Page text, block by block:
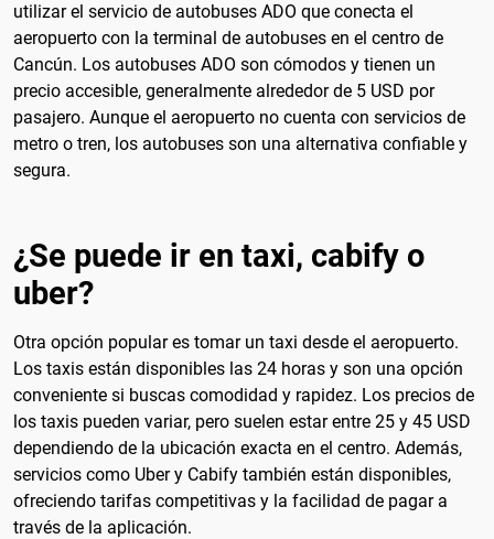
utilizar el servicio de autobuses ADO que conecta el
aeropuerto con la terminal de autobuses en el centro de
Cancún. Los autobuses ADO son cómodos y tienen un
precio accesible, generalmente alrededor de 5 USD por
pasajero. Aunque el aeropuerto no cuenta con servicios de
metro o tren, los autobuses son una alternativa confiable y
segura.
¿Se puede ir en taxi, cabify o
uber?
Otra opción popular es tomar un taxi desde el aeropuerto.
Los taxis están disponibles las 24 horas y son una opción
conveniente si buscas comodidad y rapidez. Los precios de
los taxis pueden variar, pero suelen estar entre 25 y 45 USD
dependiendo de la ubicación exacta en el centro. Además,
servicios como Uber y Cabify también están disponibles,
ofreciendo tarifas competitivas y la facilidad de pagar a
través de la aplicación.